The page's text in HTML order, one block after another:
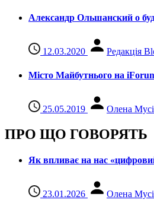
Александр Ольшанский о
12.03.2020 Редакція
Місто Майбутнього на
25.05.2019 Олена
ПРО ЩО ГОВОРЯТЬ
Як впливає на нас
23.01.2026 Олена